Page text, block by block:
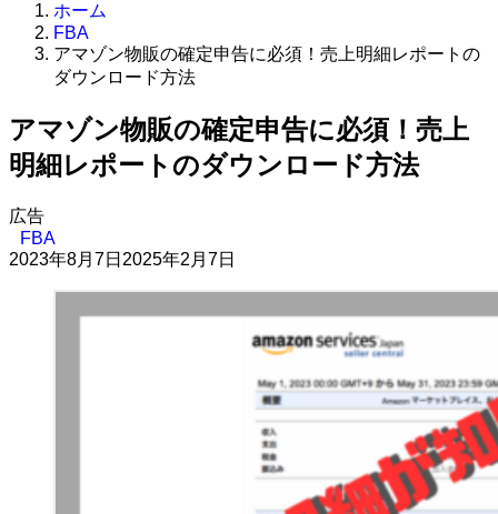
ホーム
FBA
アマゾン物販の確定申告に必須！売上明細レポートの
ダウンロード方法
アマゾン物販の確定申告に必須！売上
明細レポートのダウンロード方法
広告
FBA
2023年8月7日 2025年2月7日